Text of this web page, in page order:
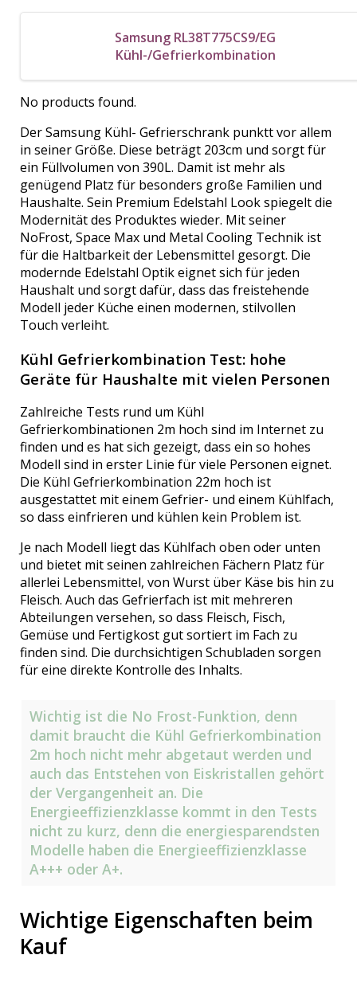
Samsung RL38T775CS9/EG
Kühl-/Gefrierkombination
No products found.
Der Samsung Kühl- Gefrierschrank punktt vor allem
in seiner Größe. Diese beträgt 203cm und sorgt für
ein Füllvolumen von 390L. Damit ist mehr als
genügend Platz für besonders große Familien und
Haushalte. Sein Premium Edelstahl Look spiegelt die
Modernität des Produktes wieder. Mit seiner
NoFrost, Space Max und Metal Cooling Technik ist
für die Haltbarkeit der Lebensmittel gesorgt. Die
modernde Edelstahl Optik eignet sich für jeden
Haushalt und sorgt dafür, dass das freistehende
Modell jeder Küche einen modernen, stilvollen
Touch verleiht.
Kühl Gefrierkombination Test: hohe
Geräte für Haushalte mit vielen Personen
Zahlreiche Tests rund um Kühl
Gefrierkombinationen 2m hoch sind im Internet zu
finden und es hat sich gezeigt, dass ein so hohes
Modell sind in erster Linie für viele Personen eignet.
Die Kühl Gefrierkombination 22m hoch ist
ausgestattet mit einem Gefrier- und einem Kühlfach,
so dass einfrieren und kühlen kein Problem ist.
Je nach Modell liegt das Kühlfach oben oder unten
und bietet mit seinen zahlreichen Fächern Platz für
allerlei Lebensmittel, von Wurst über Käse bis hin zu
Fleisch. Auch das Gefrierfach ist mit mehreren
Abteilungen versehen, so dass Fleisch, Fisch,
Gemüse und Fertigkost gut sortiert im Fach zu
finden sind. Die durchsichtigen Schubladen sorgen
für eine direkte Kontrolle des Inhalts.
Wichtig ist die No Frost-Funktion, denn
damit braucht die Kühl Gefrierkombination
2m hoch nicht mehr abgetaut werden und
auch das Entstehen von Eiskristallen gehört
der Vergangenheit an. Die
Energieeffizienzklasse kommt in den Tests
nicht zu kurz, denn die energiesparendsten
Modelle haben die Energieeffizienzklasse
A+++ oder A+.
Wichtige Eigenschaften beim
Kauf